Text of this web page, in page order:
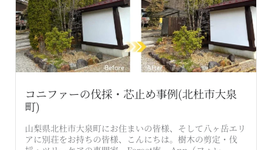
コニファーの伐採・芯止め事例(北杜市大泉
町)
山梨県北杜市大泉町にお住まいの皆様、そして八ヶ岳エリ
アに別荘をお持ちの皆様、こんにちは。樹木の剪定・伐